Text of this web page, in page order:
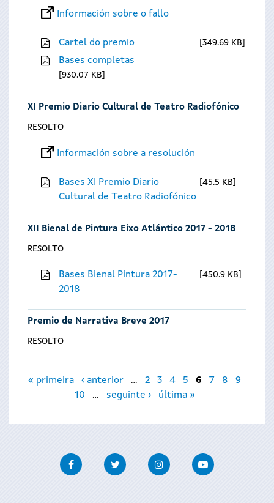
Información sobre o fallo
Cartel do premio 349.69 KB
Bases completas
930.07 KB
XI Premio Diario Cultural de Teatro Radiofónico
RESOLTO
Información sobre a resolución
Bases XI Premio Diario
Cultural de Teatro Radiofónico
45.5 KB
XII Bienal de Pintura Eixo Atlántico 2017 - 2018
RESOLTO
Bases Bienal Pintura 2017-
2018
450.9 KB
Premio de Narrativa Breve 2017
RESOLTO
Páxinas
« primeira ‹ anterior … 2 3 4 5 6 7 8
9
10
… seguinte › última »
FacebookTwitter InstagramYoutube